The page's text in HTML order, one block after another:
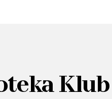
Klub